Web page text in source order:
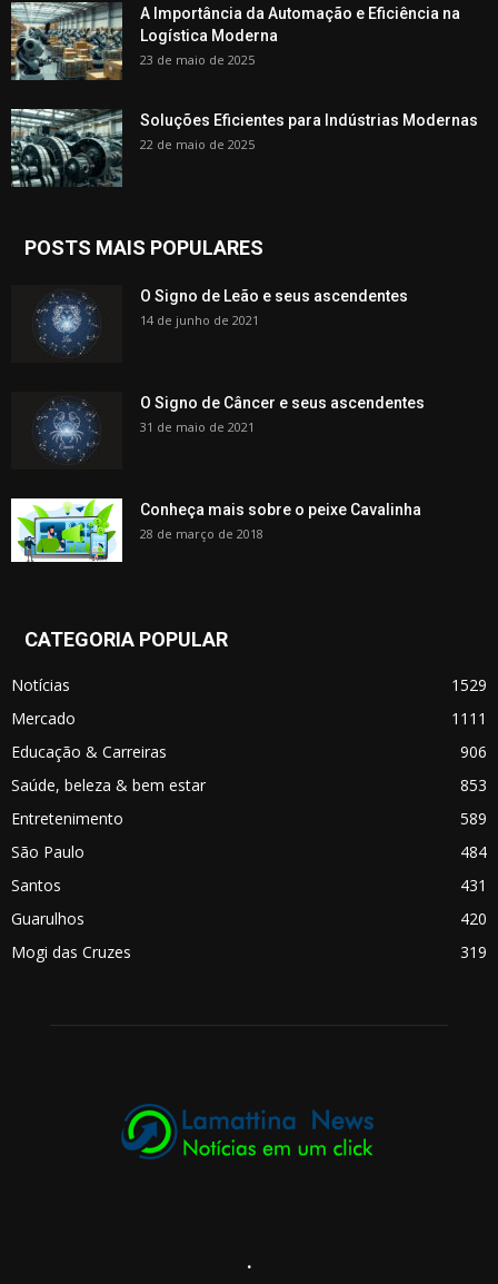
A Importância da Automação e Eficiência na
Logística Moderna
23 de maio de 2025
Soluções Eficientes para Indústrias Modernas
22 de maio de 2025
POSTS MAIS POPULARES
O Signo de Leão e seus ascendentes
14 de junho de 2021
O Signo de Câncer e seus ascendentes
31 de maio de 2021
Conheça mais sobre o peixe Cavalinha
28 de março de 2018
CATEGORIA POPULAR
Notícias
1529
Mercado
1111
Educação & Carreiras
906
Saúde, beleza & bem estar
853
Entretenimento
589
São Paulo
484
Santos
431
Guarulhos
420
Mogi das Cruzes
319
.